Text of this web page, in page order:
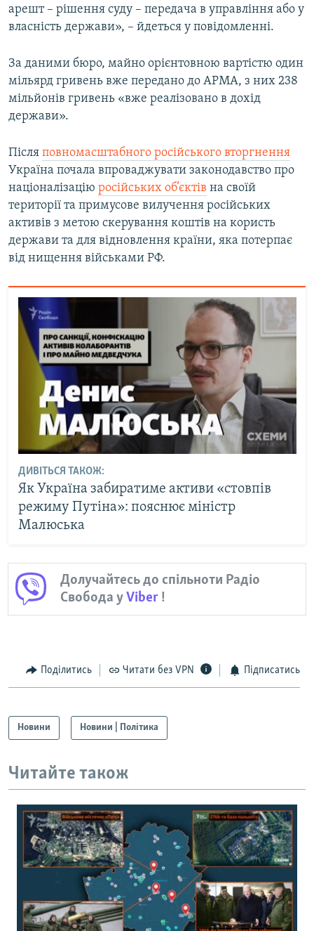
арешт – рішення суду – передача в управління або у
власність держави», – йдеться у повідомленні.
За даними бюро, майно орієнтовною вартістю один
мільярд гривень вже передано до АРМА, з них 238
мільйонів гривень «вже реалізовано в дохід
держави».
Після повномасштабного російського вторгнення
Україна почала впроваджувати законодавство про
націоналізацію російських об’єктів на своїй
території та примусове вилучення російських
активів з метою скерування коштів на користь
держави та для відновлення країни, яка потерпає
від нищення військами РФ.
ДИВІТЬСЯ ТАКОЖ:
Як Україна забиратиме активи «стовпів
режиму Путіна»: пояснює міністр
Малюська
Долучайтесь до спільноти Радіо
Свобода уViber !
Поділитись Читати без VPN Підписатись
Новини Новини | Політика
Читайте також